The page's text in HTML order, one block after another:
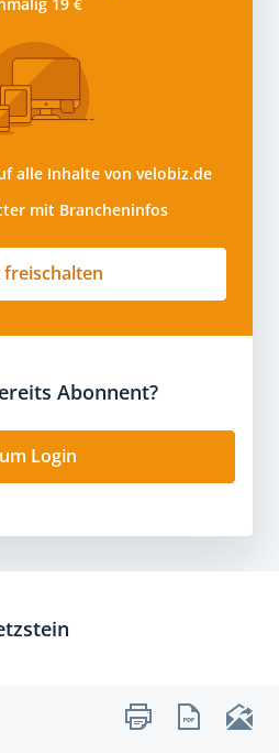
alle Inhalte von velobiz.de
mit Brancheninfos
freischalten
Abonnent?
Login